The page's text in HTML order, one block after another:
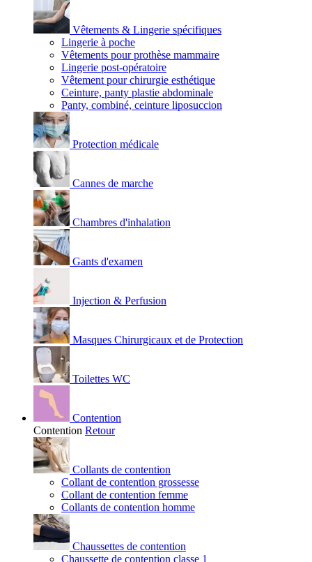
Vêtements & Lingerie spécifiques
Lingerie à poche
Vêtements pour prothèse mammaire
Lingerie post-opératoire
Vêtement pour chirurgie esthétique
Ceinture, panty plastie abdominale
Panty, combiné, ceinture liposuccion
Protection médicale
Cannes de marche
Chambres d'inhalation
Gants d'examen
Injection & Perfusion
Masques Chirurgicaux et de Protection
Toilettes WC
Contention
Contention Retour
Collants de contention
Collant de contention grossesse
Collant de contention femme
Collants de contention homme
Chaussettes de contention
Chaussette de contention classe 1